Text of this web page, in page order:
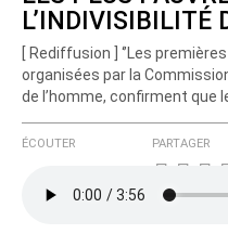
L’INDIVISIBILITÉ
[ Rediffusion ] ‘’Les
organisées par la
de l’homme, confirment que
ÉCOUTER PARTAGER